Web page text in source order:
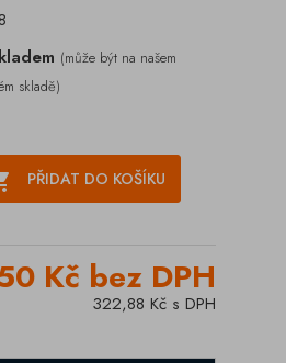
(může být na našem
skladě)
PŘIDAT DO KOŠÍKU
Kč bez DPH
322,88 Kč s DPH